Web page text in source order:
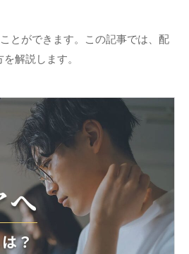
とができます。この記事では、配
解説します。